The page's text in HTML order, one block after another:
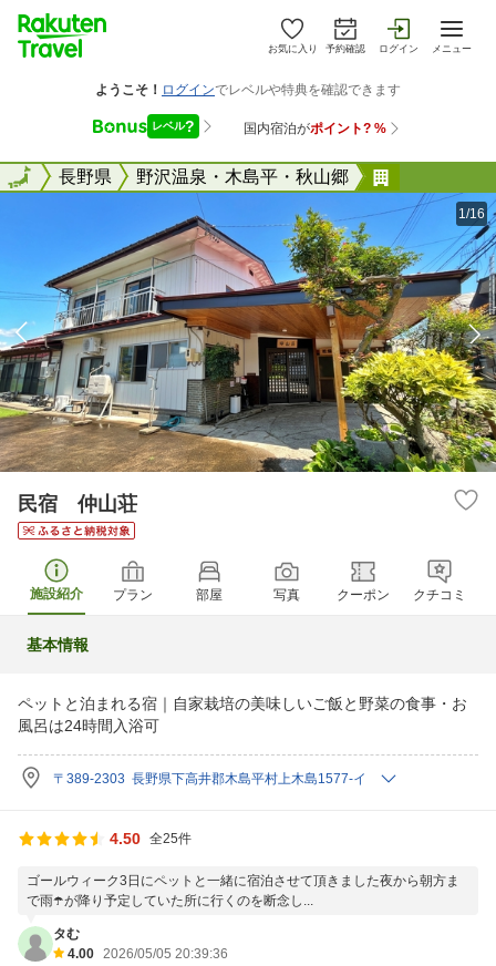
お気に入り 予約確認 ログイン メニュー
全国長野県 野沢温泉・木島平・秋山郷
全国
1/16
民宿 仲山荘
施設紹介 プラン 部屋 写真 クーポン クチコミ
基本情報
ペットと泊まれる宿｜自家栽培の美味しいご飯と野菜の食事・お
風呂は24時間入浴可
〒389-2303 長野県下高井郡木島平村上木島1577-イ
4.50 全25件
ゴールウィーク3日にペットと一緒に宿泊させて頂きました夜から朝方ま
で雨☂️が降り予定していた所に行くのを断念し...
タむ
4.00 2026/05/05 20:39:36